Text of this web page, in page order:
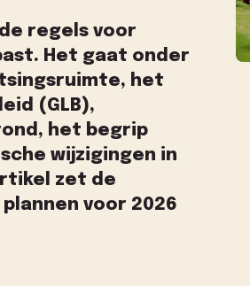
regels voor
Het gaat onder
het
(GLB),
het begrip
wijzigingen in
zet de
voor 2026